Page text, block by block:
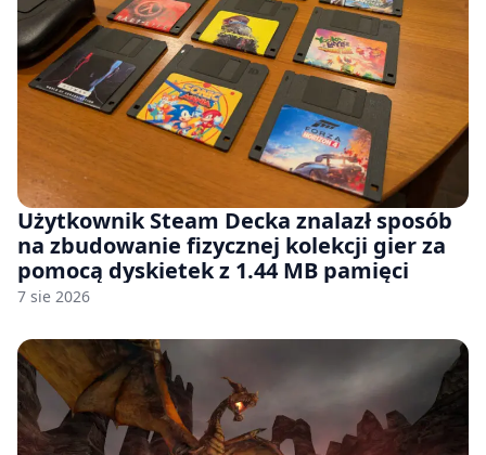
Użytkownik Steam Decka znalazł sposób
na zbudowanie fizycznej kolekcji gier za
pomocą dyskietek z 1.44 MB pamięci
7 sie 2026